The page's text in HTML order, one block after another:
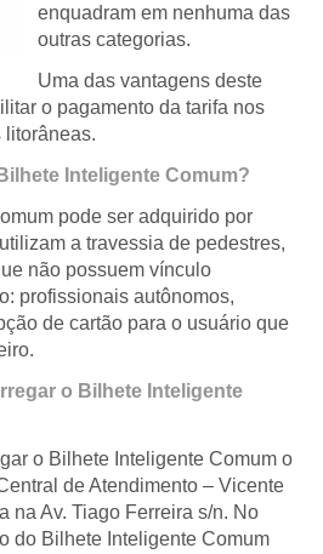
enquadram em nenhuma das
outras categorias.
Uma das vantagens deste
o pagamento da tarifa nos
litorâneas.
Inteligente Comum?
pode ser adquirido por
a travessia de pedestres,
não possuem vínculo
profissionais autônomos,
de cartão para o usuário que
o Bilhete Inteligente
o Bilhete Inteligente Comum o
de Atendimento – Vicente
na Av. Tiago Ferreira s/n. No
do Bilhete Inteligente Comum